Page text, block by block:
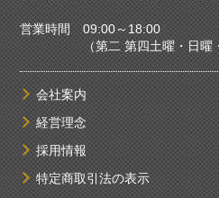
営業時間 09:00～18:00
（第二 第四土曜・日曜・
会社案内
経営理念
採用情報
特定商取引法の表示